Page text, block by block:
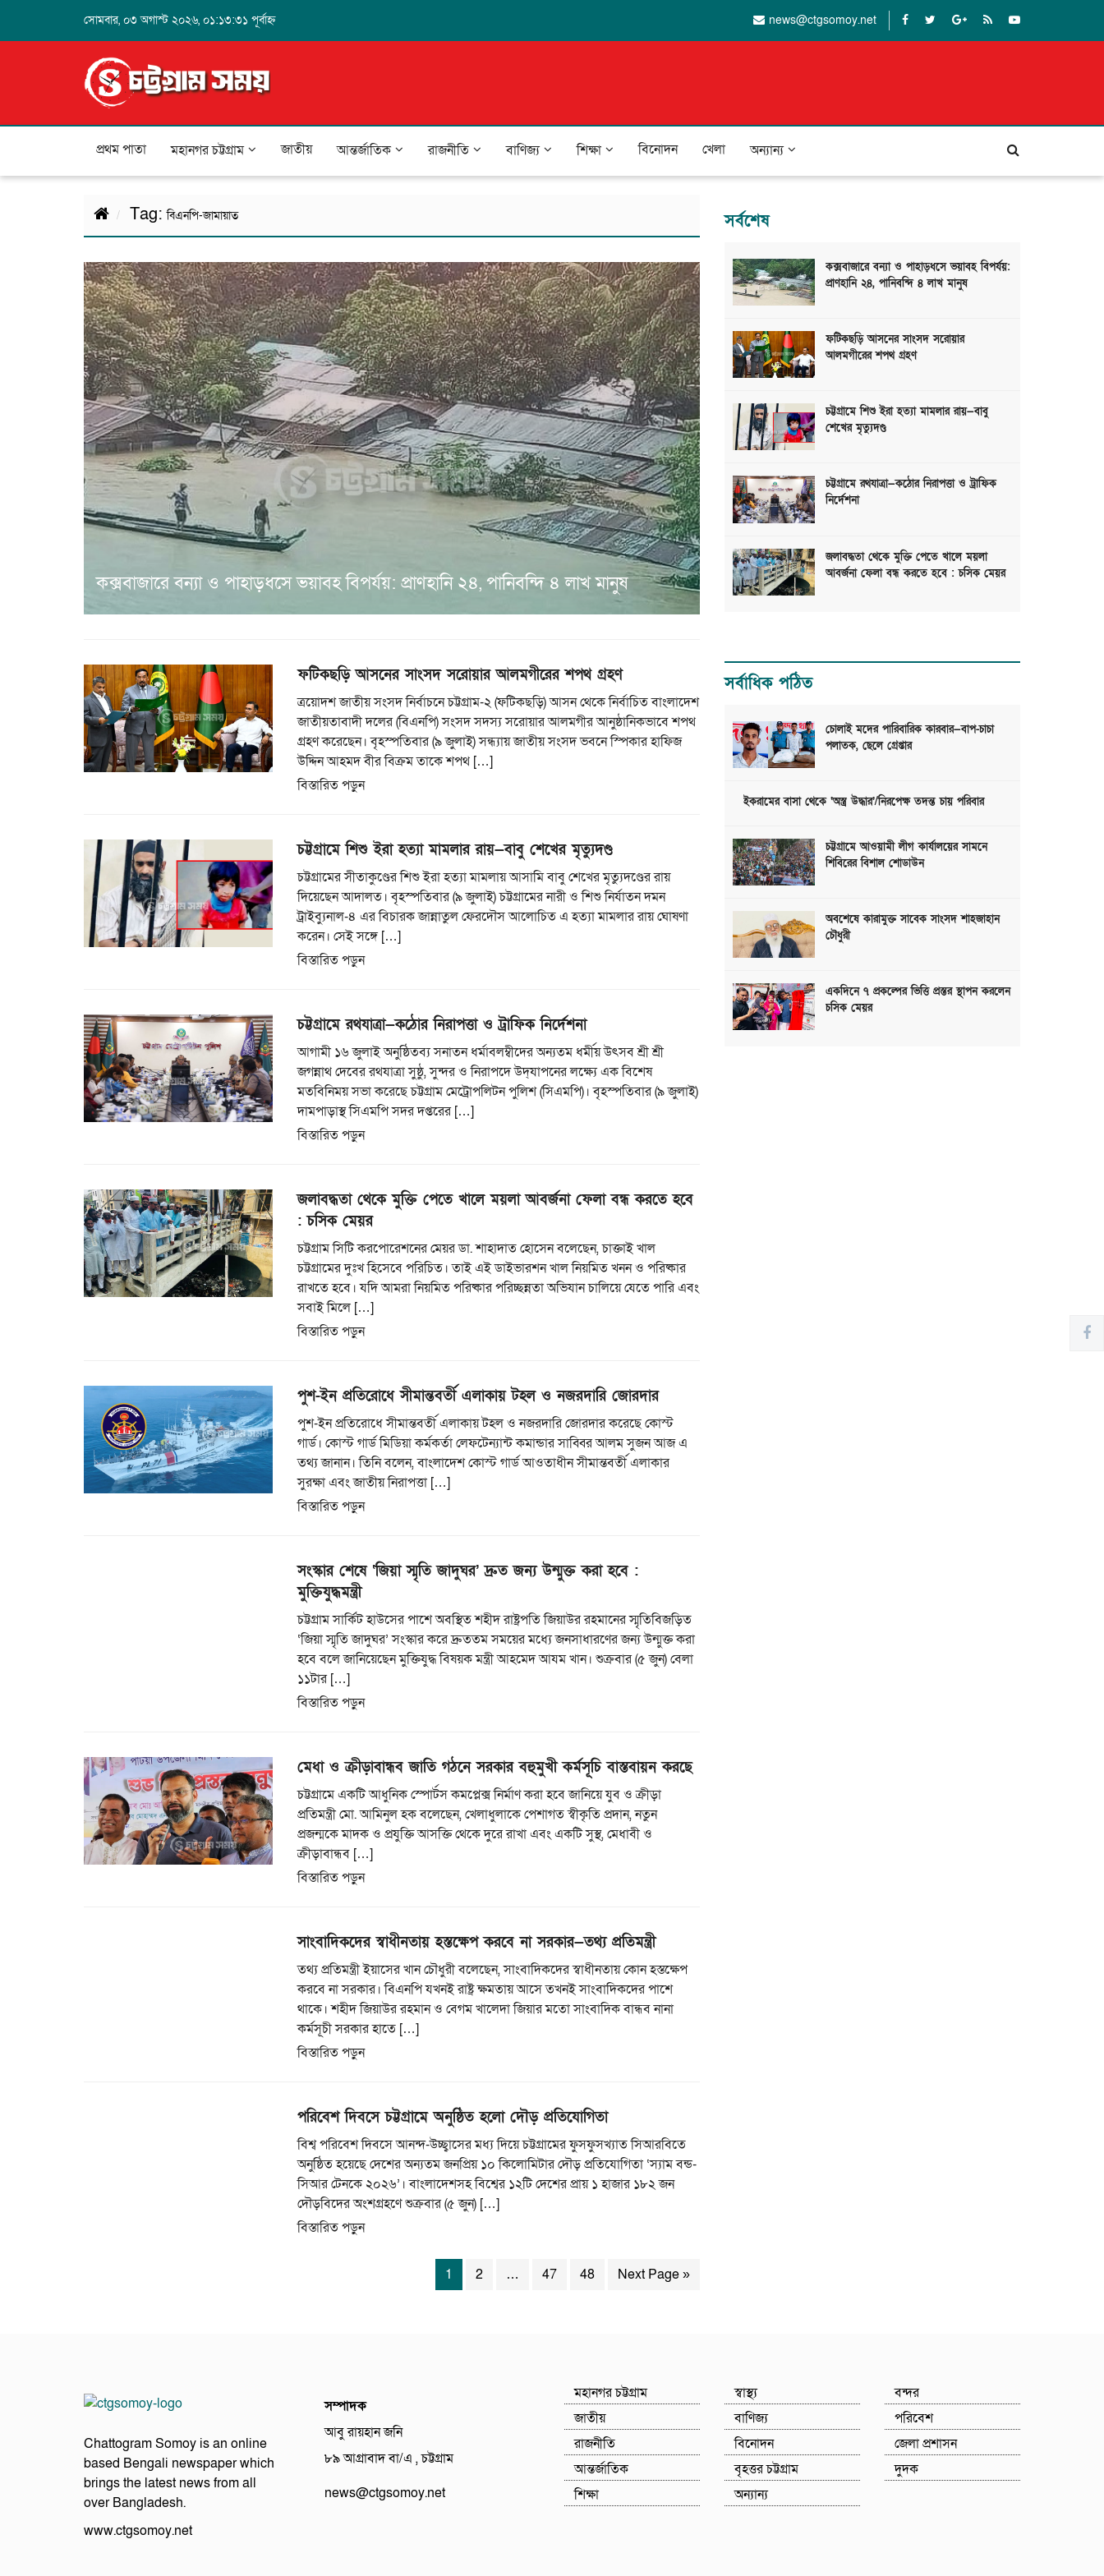
সোমবার, ০৩ অগাস্ট ২০২৬, ০১:১৩:৩১ পূর্বাহ্ন news@ctgsomoy.net
প্রথম পাতা মহানগর চট্টগ্রাম জাতীয় আন্তর্জাতিক রাজনীতি বাণিজ্য শিক্ষা বিনোদন খেলা অন্যান্য
Tag:বিএনপি-জামায়াত
কক্সবাজারে বন্যা ও পাহাড়ধসে ভয়াবহ বিপর্যয়: প্রাণহানি ২৪, পানিবন্দি ৪ লাখ মানুষ
ফটিকছড়ি আসনের সাংসদ সরোয়ার আলমগীরের শপথ গ্রহণ
ত্রয়োদশ জাতীয় সংসদ নির্বাচনে চট্টগ্রাম-২ (ফটিকছড়ি) আসন থেকে নির্বাচিত বাংলাদেশ
জাতীয়তাবাদী দলের (বিএনপি) সংসদ সদস্য সরোয়ার আলমগীর আনুষ্ঠানিকভাবে শপথ
গ্রহণ করেছেন। বৃহস্পতিবার (৯ জুলাই) সন্ধ্যায় জাতীয় সংসদ ভবনে স্পিকার হাফিজ
উদ্দিন আহমদ বীর বিক্রম তাকে শপথ […]
বিস্তারিত পড়ুন
চট্টগ্রামে শিশু ইরা হত্যা মামলার রায়—বাবু শেখের মৃত্যুদণ্ড
চট্টগ্রামের সীতাকুণ্ডের শিশু ইরা হত্যা মামলায় আসামি বাবু শেখের মৃত্যুদণ্ডের রায়
দিয়েছেন আদালত। বৃহস্পতিবার (৯ জুলাই) চট্টগ্রামের নারী ও শিশু নির্যাতন দমন
ট্রাইব্যুনাল-৪ এর বিচারক জান্নাতুল ফেরদৌস আলোচিত এ হত্যা মামলার রায় ঘোষণা
করেন। সেই সঙ্গে […]
বিস্তারিত পড়ুন
চট্টগ্রামে রথযাত্রা—কঠোর নিরাপত্তা ও ট্রাফিক নির্দেশনা
আগামী ১৬ জুলাই অনুষ্ঠিতব্য সনাতন ধর্মাবলম্বীদের অন্যতম ধর্মীয় উৎসব শ্রী শ্রী
জগন্নাথ দেবের রথযাত্রা সুষ্ঠু, সুন্দর ও নিরাপদে উদ্‌যাপনের লক্ষ্যে এক বিশেষ
মতবিনিময় সভা করেছে চট্টগ্রাম মেট্রোপলিটন পুলিশ (সিএমপি)। বৃহস্পতিবার (৯ জুলাই)
দামপাড়াস্থ সিএমপি সদর দপ্তরের […]
বিস্তারিত পড়ুন
জলাবদ্ধতা থেকে মুক্তি পেতে খালে ময়লা আবর্জনা ফেলা বন্ধ করতে হবে
: চসিক মেয়র
চট্টগ্রাম সিটি করপোরেশনের মেয়র ডা. শাহাদাত হোসেন বলেছেন, চাক্তাই খাল
চট্টগ্রামের দুঃখ হিসেবে পরিচিত। তাই এই ডাইভারশন খাল নিয়মিত খনন ও পরিষ্কার
রাখতে হবে। যদি আমরা নিয়মিত পরিষ্কার পরিচ্ছন্নতা অভিযান চালিয়ে যেতে পারি এবং
সবাই মিলে […]
বিস্তারিত পড়ুন
পুশ-ইন প্রতিরোধে সীমান্তবর্তী এলাকায় টহল ও নজরদারি জোরদার
পুশ-ইন প্রতিরোধে সীমান্তবর্তী এলাকায় টহল ও নজরদারি জোরদার করেছে কোস্ট
গার্ড। কোস্ট গার্ড মিডিয়া কর্মকর্তা লেফটেন্যান্ট কমান্ডার সাব্বির আলম সুজন আজ এ
তথ্য জানান। তিনি বলেন, বাংলাদেশ কোস্ট গার্ড আওতাধীন সীমান্তবর্তী এলাকার
সুরক্ষা এবং জাতীয় নিরাপত্তা […]
বিস্তারিত পড়ুন
সংস্কার শেষে ‘জিয়া স্মৃতি জাদুঘর’ দ্রুত জন্য উন্মুক্ত করা হবে :
মুক্তিযুদ্ধমন্ত্রী
চট্টগ্রাম সার্কিট হাউসের পাশে অবস্থিত শহীদ রাষ্ট্রপতি জিয়াউর রহমানের স্মৃতিবিজড়িত
‘জিয়া স্মৃতি জাদুঘর’ সংস্কার করে দ্রুততম সময়ের মধ্যে জনসাধারণের জন্য উন্মুক্ত করা
হবে বলে জানিয়েছেন মুক্তিযুদ্ধ বিষয়ক মন্ত্রী আহমেদ আযম খান। শুক্রবার (৫ জুন) বেলা
১১টার […]
বিস্তারিত পড়ুন
মেধা ও ক্রীড়াবান্ধব জাতি গঠনে সরকার বহুমুখী কর্মসূচি বাস্তবায়ন করছে
চট্টগ্রামে একটি আধুনিক স্পোর্টস কমপ্লেক্স নির্মাণ করা হবে জানিয়ে যুব ও ক্রীড়া
প্রতিমন্ত্রী মো. আমিনুল হক বলেছেন, খেলাধুলাকে পেশাগত স্বীকৃতি প্রদান, নতুন
প্রজন্মকে মাদক ও প্রযুক্তি আসক্তি থেকে দুরে রাখা এবং একটি সুস্থ, মেধাবী ও
ক্রীড়াবান্ধব […]
বিস্তারিত পড়ুন
সাংবাদিকদের স্বাধীনতায় হস্তক্ষেপ করবে না সরকার—তথ্য প্রতিমন্ত্রী
তথ্য প্রতিমন্ত্রী ইয়াসের খান চৌধুরী বলেছেন, সাংবাদিকদের স্বাধীনতায় কোন হস্তক্ষেপ
করবে না সরকার। বিএনপি যখনই রাষ্ট্র ক্ষমতায় আসে তখনই সাংবাদিকদের পাশে
থাকে। শহীদ জিয়াউর রহমান ও বেগম খালেদা জিয়ার মতো সাংবাদিক বান্ধব নানা
কর্মসূচী সরকার হাতে […]
বিস্তারিত পড়ুন
পরিবেশ দিবসে চট্টগ্রামে অনুষ্ঠিত হলো দৌড় প্রতিযোগিতা
বিশ্ব পরিবেশ দিবসে আনন্দ-উচ্ছ্বাসের মধ্য দিয়ে চট্টগ্রামের ফুসফুসখ্যাত সিআরবিতে
অনুষ্ঠিত হয়েছে দেশের অন্যতম জনপ্রিয় ১০ কিলোমিটার দৌড় প্রতিযোগিতা ‘স্যাম বন্ড-
সিআর টেনকে ২০২৬’। বাংলাদেশসহ বিশ্বের ১২টি দেশের প্রায় ১ হাজার ১৮২ জন
দৌড়বিদের অংশগ্রহণে শুক্রবার (৫ জুন) […]
বিস্তারিত পড়ুন
1 2 … 47 48 Next Page »
সর্বশেষ
কক্সবাজারে বন্যা ও পাহাড়ধসে ভয়াবহ বিপর্যয়:
প্রাণহানি ২৪, পানিবন্দি ৪ লাখ মানুষ
ফটিকছড়ি আসনের সাংসদ সরোয়ার
আলমগীরের শপথ গ্রহণ
চট্টগ্রামে শিশু ইরা হত্যা মামলার রায়—বাবু
শেখের মৃত্যুদণ্ড
চট্টগ্রামে রথযাত্রা—কঠোর নিরাপত্তা ও ট্রাফিক
নির্দেশনা
জলাবদ্ধতা থেকে মুক্তি পেতে খালে ময়লা
আবর্জনা ফেলা বন্ধ করতে হবে : চসিক মেয়র
সর্বাধিক পঠিত
চোলাই মদের পারিবারিক কারবার—বাপ-চাচা
পলাতক, ছেলে গ্রেপ্তার
ইকরামের বাসা থেকে ‘অস্ত্র উদ্ধার’/নিরপেক্ষ তদন্ত চায় পরিবার
চট্টগ্রামে আওয়ামী লীগ কার্যালয়ের সামনে
শিবিরের বিশাল শোডাউন
অবশেষে কারামুক্ত সাবেক সাংসদ শাহজাহান
চৌধুরী
একদিনে ৭ প্রকল্পের ভিত্তি প্রস্তর স্থাপন করলেন
চসিক মেয়র
Chattogram Somoy is an online
based Bengali newspaper which
brings the latest news from all
over Bangladesh.
www.ctgsomoy.net
সম্পাদক
আবু রায়হান জনি
৮৯ আগ্রাবাদ বা/এ , চট্টগ্রাম
news@ctgsomoy.net
মহানগর চট্টগ্রাম
জাতীয়
রাজনীতি
আন্তর্জাতিক
শিক্ষা
স্বাস্থ্য
বাণিজ্য
বিনোদন
বৃহত্তর চট্টগ্রাম
অন্যান্য
বন্দর
পরিবেশ
জেলা প্রশাসন
দুদক